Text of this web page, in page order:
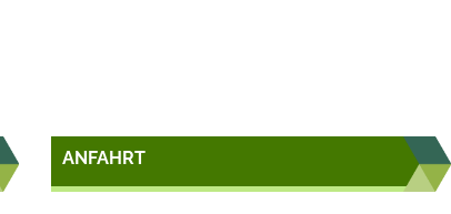
ANFAHRT